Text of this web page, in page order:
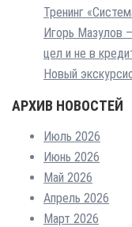
Тренинг
Игорь Мазулов
цел и не в
Новый
АРХИВ НОВОСТЕЙ
Июль 2026
Июнь 2026
Май 2026
Апрель 2026
Март 2026